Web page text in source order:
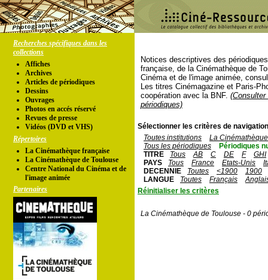
Recherches spécifiques dans les
collections
Affiches
Archives
Articles de périodiques
Dessins
Ouvrages
Photos en accés réservé
Revues de presse
Vidéos (DVD et VHS)
Répertoires
La Cinémathèque française
La Cinémathèque de Toulouse
Centre National du Cinéma et de
l'image animée
Partenaires
Notices descriptives des
française, de la Cinémathèque de
Cinéma et de l'image animée,
Les titres Cinémagazine et Paris-
coopération avec la BNF.
périodiques)
Sélectionner les critères de
Toutes institutions
La
Tous les périodiques
Périodiques
TITRE
Tous AB C DE F
GHI
PAYS
Tous France Etats-Unis
DECENNIE
Toutes <1900
1900
LANGUE
Toutes Français
Réinitialiser les critères
La Cinémathèque de Toulouse - 0